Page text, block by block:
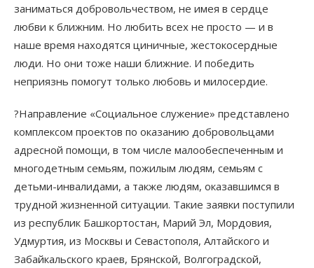
заниматься добровольчеством, не имея в сердце
любви к ближним. Но любить всех не просто — и в
наше время находятся циничные, жестокосердные
люди. Но они тоже наши ближние. И победить
неприязнь помогут только любовь и милосердие.
?Направление «Социальное служение» представлено
комплексом проектов по оказанию добровольцами
адресной помощи, в том числе малообеспеченным и
многодетным семьям, пожилым людям, семьям с
детьми-инвалидами, а также людям, оказавшимся в
трудной жизненной ситуации. Такие заявки поступили
из республик Башкортостан, Марий Эл, Мордовия,
Удмуртия, из Москвы и Севастополя, Алтайского и
Забайкальского краев, Брянской, Волгоградской,